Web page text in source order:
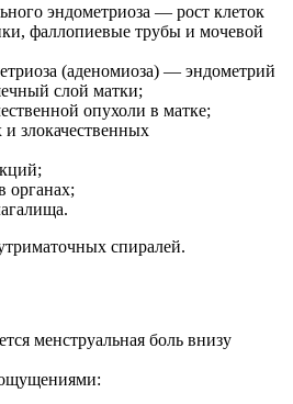
эндометриоза — рост клеток
фаллопиевые трубы и мочевой
(аденомиоза) — эндометрий
слой матки;
опухоли в матке;
и злокачественных
органах;
спиралей.
менструальная боль внизу